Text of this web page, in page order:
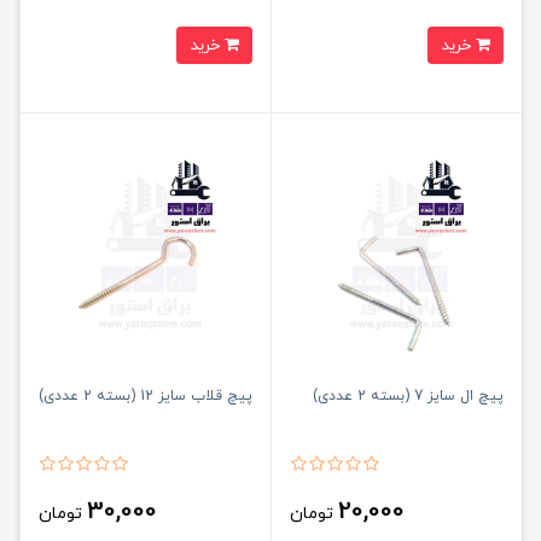
پیچ ال سایز 7 (بسته 2 عددی)
20,000 تومان
پیچ قلاب سایز 12 (بسته 2 عددی)
30,000 تومان